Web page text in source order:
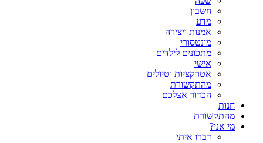
חשבון
מדע
אמנות ויצירה
מונטסורי
מתכונים לילדים
אישי
אטרקציות וטיולים
מהתקשורת
הכדור אצלכם
חנות
מהתקשורת
מי אני?
דברו איתי